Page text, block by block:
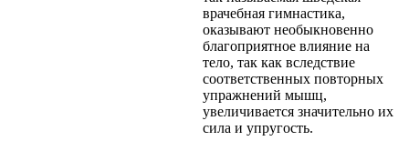
врачебная гимнастика,
оказывают необыкновенно
благоприятное влияние на
тело, так как вследствие
соответственных повторных
упражнений мышц,
увеличивается значительно их
сила и упругость.